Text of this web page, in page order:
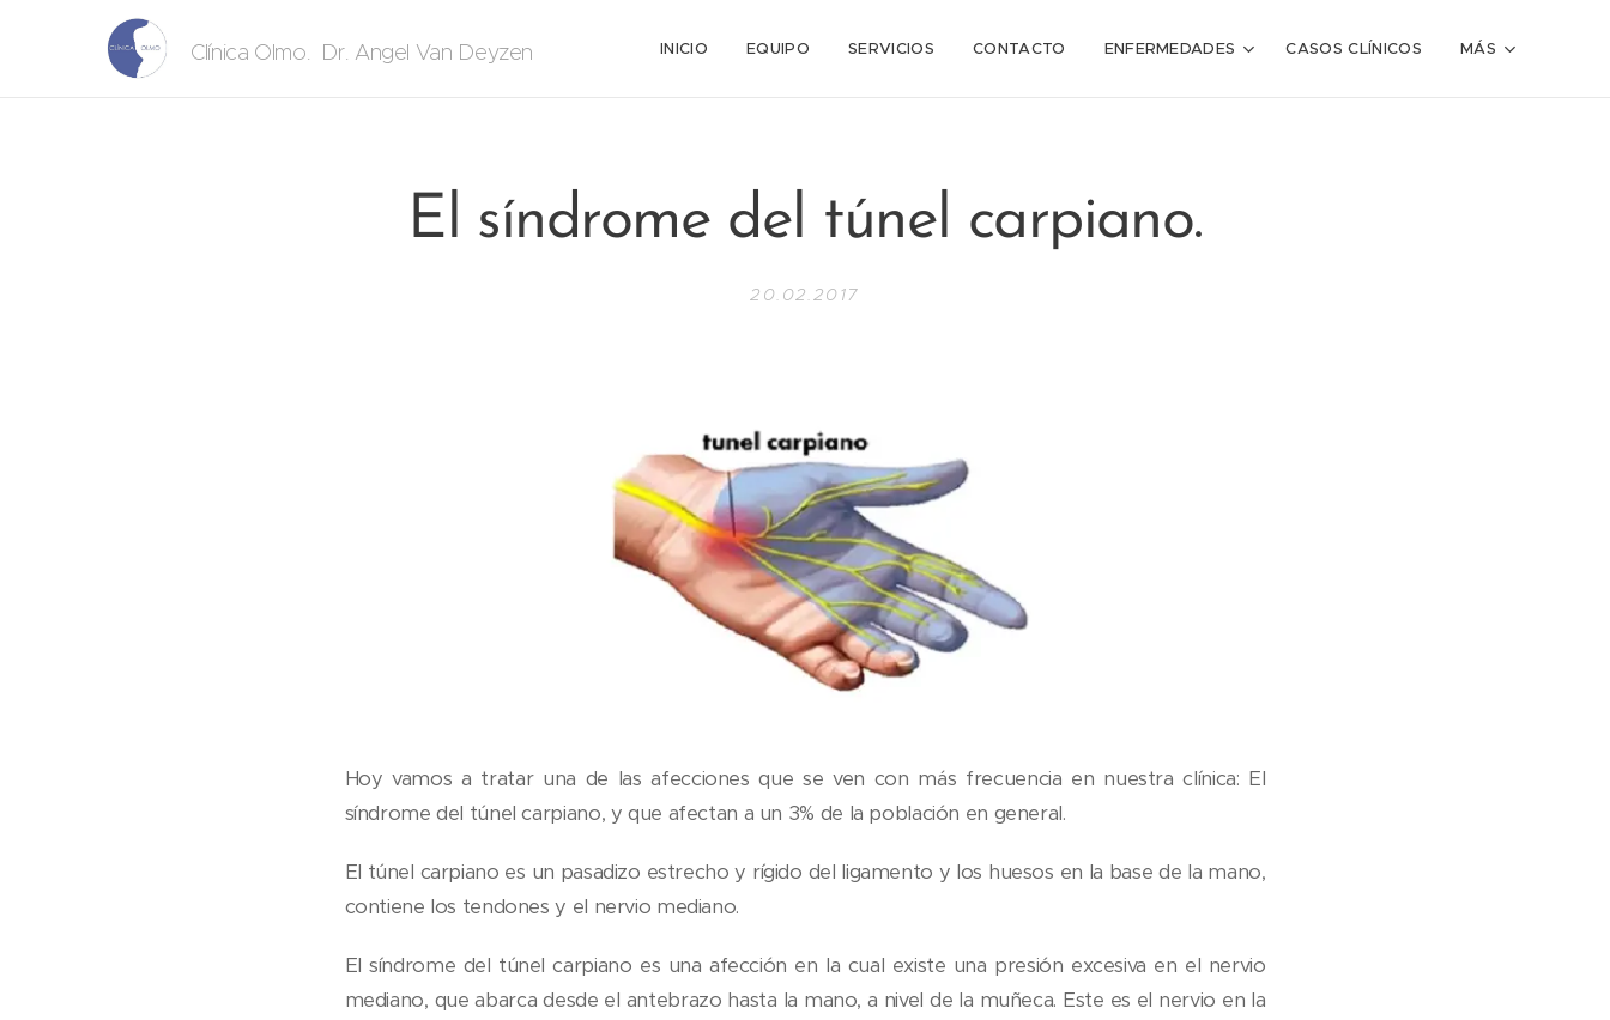
Clínica Olmo. Dr. Angel Van Deyzen INICIO EQUIPO SERVICIOS CONTACTO ENFERMEDADES CASOS CLÍNICOS MÁS
El síndrome del túnel carpiano.
20.02.2017
Hoy vamos a tratar una de las afecciones que se ven con más frecuencia en nuestra clínica: El
síndrome del túnel carpiano, y que afectan a un 3% de la población en general.
El túnel carpiano es un pasadizo estrecho y rígido del ligamento y los huesos en la base de la mano,
contiene los tendones y el nervio mediano.
El síndrome del túnel carpiano es una afección en la cual existe una presión excesiva en el nervio
mediano, que abarca desde el antebrazo hasta la mano, a nivel de la muñeca. Este es el nervio en la